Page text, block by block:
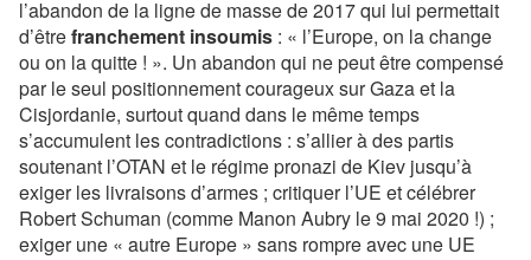
l’abandon de la ligne de masse de 2017 qui lui permettait
d’êtrefranchement insoumis : « l’Europe, on la change
ou on la quitte ! ». Un abandon qui ne peut être compensé
par le seul positionnement courageux sur Gaza et la
Cisjordanie, surtout quand dans le même temps
s’accumulent les contradictions : s’allier à des partis
soutenant l’OTAN et le régime pronazi de Kiev jusqu’à
exiger les livraisons d’armes ; critiquer l’UE et célébrer
Robert Schuman (comme Manon Aubry le 9 mai 2020 !) ;
exiger une « autre Europe » sans rompre avec une UE